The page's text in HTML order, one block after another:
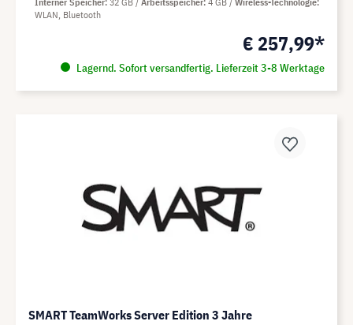
€ 257,99*
Lagernd. Sofort versandfertig. Lieferzeit 3-8 Werktage
WLAN, Bluetooth
SMART TeamWorks Server Edition 3 Jahre